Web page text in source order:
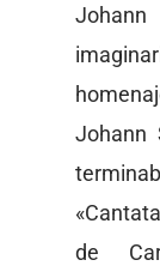
Johann
Johann
de